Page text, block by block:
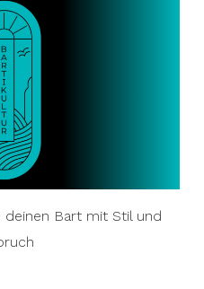
Bart mit Stil und